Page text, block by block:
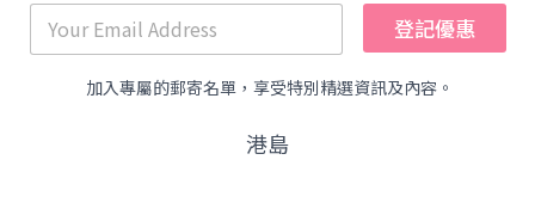
登記優惠
加入專屬的郵寄名單，享受特別精選資訊及內容。
港島